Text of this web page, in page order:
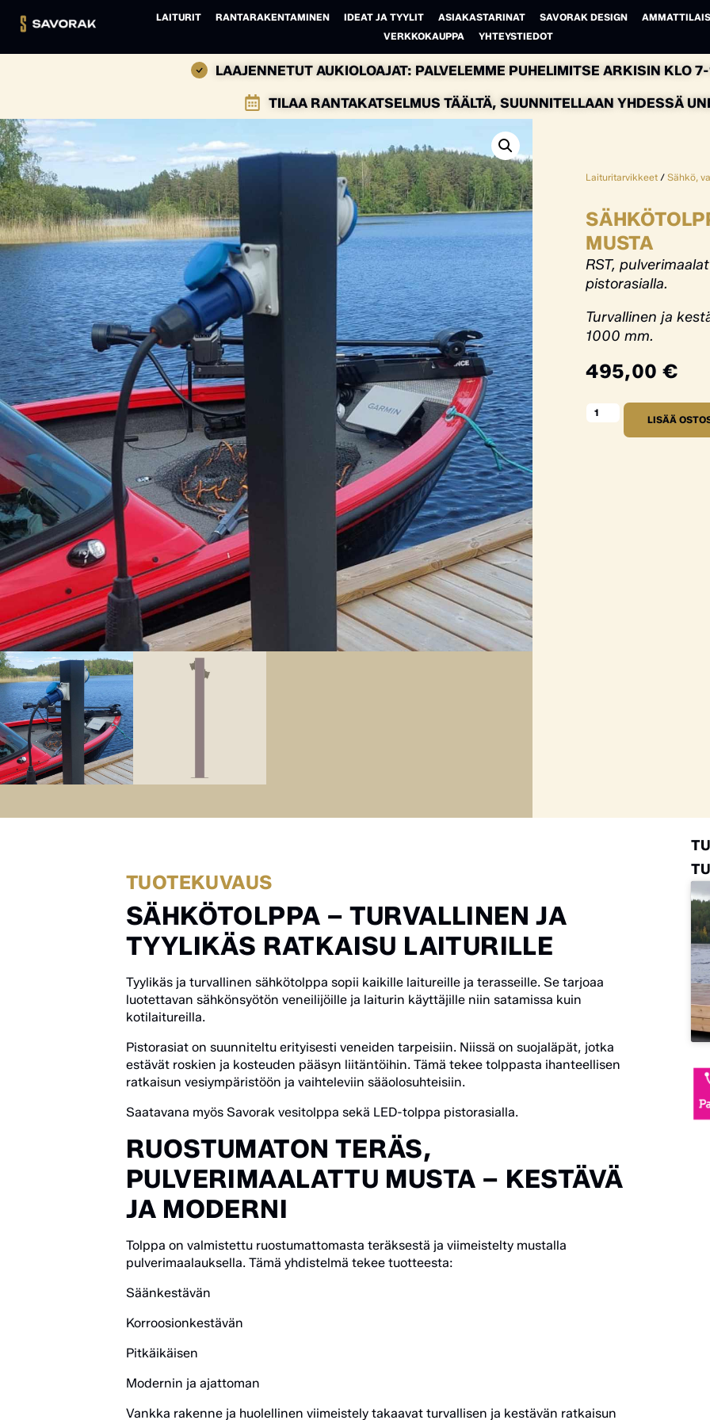
LAITURIT RANTARAKENTAMINEN IDEAT JA TYYLIT ASIAKASTARINAT SAVORAK DESIGN
VERKKOKAUPPA
YHTEYSTIEDOT
LAAJENNETUT AUKIOLOAJAT: PALVELEMME PUHELIMITSE ARKISIN KLO
TILAA RANTAKATSELMUS TÄÄLTÄ, SUUNNITELLAAN YHDESSÄ
Laituritarvikkeet /Sähkö,
MUSTA
RST,
pistorasialla.
Turvallinen ja
1000 mm.
495,00 €
LISÄÄ
TUOTEKUVAUS
SÄHKÖTOLPPA – TURVALLINEN JA
TYYLIKÄS RATKAISU LAITURILLE
Tyylikäs ja turvallinen sähkötolppa sopii kaikille laitureille ja terasseille. Se tarjoaa
luotettavan sähkönsyötön veneilijöille ja laiturin käyttäjille niin satamissa kuin
kotilaitureilla.
Pistorasiat on suunniteltu erityisesti veneiden tarpeisiin. Niissä on suojaläpät, jotka
estävät roskien ja kosteuden pääsyn liitäntöihin. Tämä tekee tolppasta ihanteellisen
ratkaisun vesiympäristöön ja vaihteleviin sääolosuhteisiin.
Saatavana myös Savorak vesitolppa sekä LED-tolppa pistorasialla.
RUOSTUMATON TERÄS,
PULVERIMAALATTU MUSTA – KESTÄVÄ
JA MODERNI
Tolppa on valmistettu ruostumattomasta teräksestä ja viimeistelty mustalla
pulverimaalauksella. Tämä yhdistelmä tekee tuotteesta:
Säänkestävän
Korroosionkestävän
Pitkäikäisen
Modernin ja ajattoman
Vankka rakenne ja huolellinen viimeistely takaavat turvallisen ja kestävän ratkaisun